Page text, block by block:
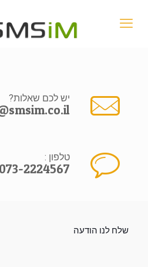
יש לכם שאלות?
טלפון :
073-2224567
שלח לנו הודעה